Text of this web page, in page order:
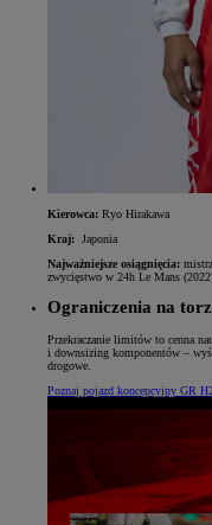
Kierowca: Ryo Hirakawa
Kraj: Japonia
Najważniejsze osiągnięcia:
zwycięstwo w 24h Le Mans
Ograniczenia na
Przekraczanie limitów to cenna
i downsizing komponentów –
drogowe.
Poznaj pojazd koncepcyjny GR